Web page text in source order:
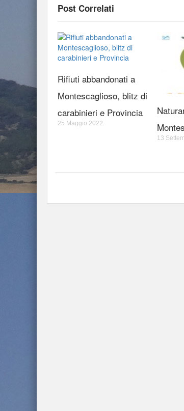
Post Correlati
Rifiuti abbandonati a
Montescaglioso, blitz di
carabinieri e Provincia
25 Maggio 2022
13